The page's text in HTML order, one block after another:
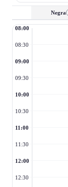
Negra
08:00
08:30
09:00
09:30
10:00
10:30
11:00
11:30
12:00
12:30